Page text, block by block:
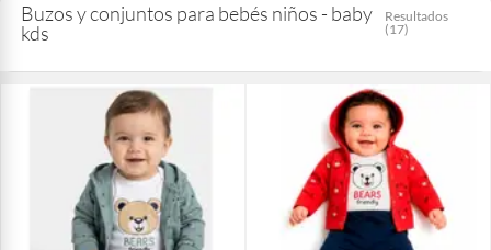
Buzos y conjuntos para bebés niños - baby
kds
Resultados
(17)